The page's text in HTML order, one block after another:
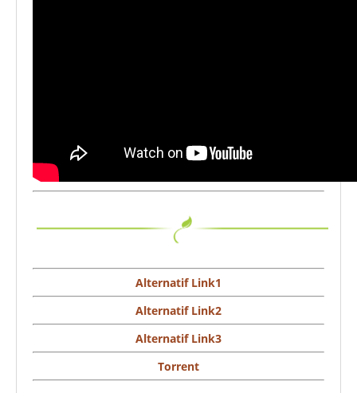
Alternatif Link1
Alternatif Link2
Alternatif Link3
Torrent